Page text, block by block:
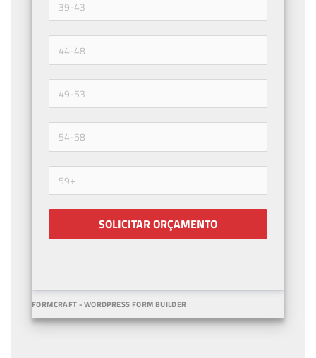
SOLICITAR ORÇAMENTO
FORMCRAFT - WORDPRESS FORM BUILDER